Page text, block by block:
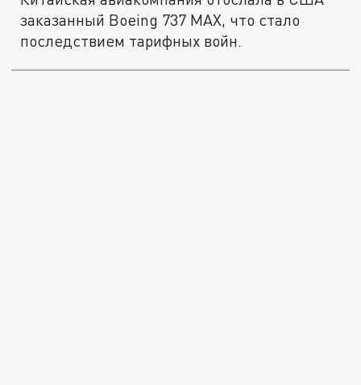
заказанный Boeing 737 MAX, что стало
последствием тарифных войн.